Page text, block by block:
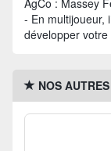
AgCo : Massey
- En multijoueur,
développer votre
NOS